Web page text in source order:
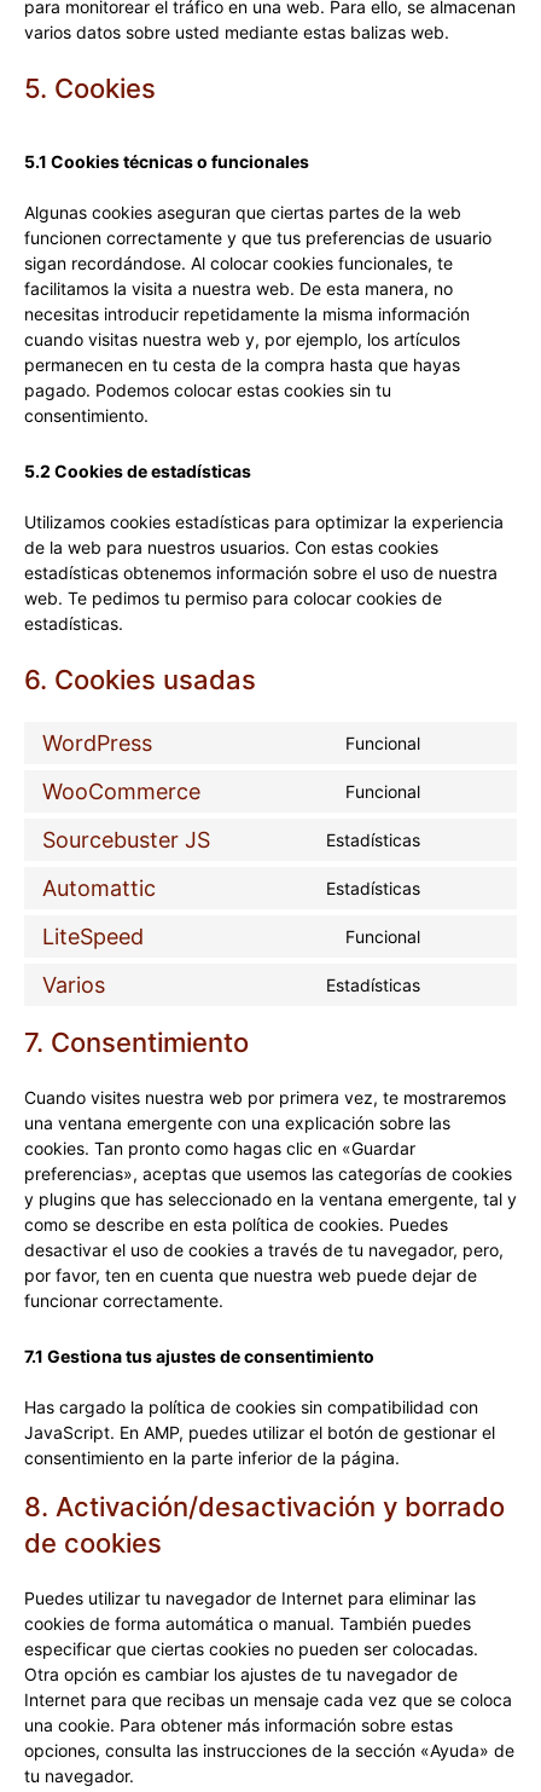
para monitorear el tráfico en una web. Para ello, se almacenan
varios datos sobre usted mediante estas balizas web.
5. Cookies
5.1 Cookies técnicas o funcionales
Algunas cookies aseguran que ciertas partes de la web
funcionen correctamente y que tus preferencias de usuario
sigan recordándose. Al colocar cookies funcionales, te
facilitamos la visita a nuestra web. De esta manera, no
necesitas introducir repetidamente la misma información
cuando visitas nuestra web y, por ejemplo, los artículos
permanecen en tu cesta de la compra hasta que hayas
pagado. Podemos colocar estas cookies sin tu
consentimiento.
5.2 Cookies de estadísticas
Utilizamos cookies estadísticas para optimizar la experiencia
de la web para nuestros usuarios. Con estas cookies
estadísticas obtenemos información sobre el uso de nuestra
web. Te pedimos tu permiso para colocar cookies de
estadísticas.
6. Cookies usadas
WordPress Funcional
WooCommerce Funcional
Sourcebuster JS Estadísticas
Automattic Estadísticas
LiteSpeed Funcional
Varios Estadísticas
7. Consentimiento
Cuando visites nuestra web por primera vez, te mostraremos
una ventana emergente con una explicación sobre las
cookies. Tan pronto como hagas clic en «Guardar
preferencias», aceptas que usemos las categorías de cookies
y plugins que has seleccionado en la ventana emergente, tal y
como se describe en esta política de cookies. Puedes
desactivar el uso de cookies a través de tu navegador, pero,
por favor, ten en cuenta que nuestra web puede dejar de
funcionar correctamente.
7.1 Gestiona tus ajustes de consentimiento
Has cargado la política de cookies sin compatibilidad con
JavaScript. En AMP, puedes utilizar el botón de gestionar el
consentimiento en la parte inferior de la página.
8. Activación/desactivación y borrado
de cookies
Puedes utilizar tu navegador de Internet para eliminar las
cookies de forma automática o manual. También puedes
especificar que ciertas cookies no pueden ser colocadas.
Otra opción es cambiar los ajustes de tu navegador de
Internet para que recibas un mensaje cada vez que se coloca
una cookie. Para obtener más información sobre estas
opciones, consulta las instrucciones de la sección «Ayuda» de
tu navegador.